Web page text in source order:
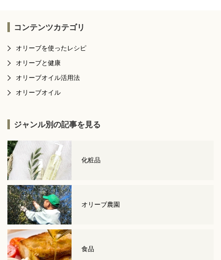
コンテンツカテゴリ
オリーブを使ったレシピ
オリーブと健康
オリーブオイル活用法
オリーブオイル
ジャンル別の記事を見る
化粧品
オリーブ農園
食品